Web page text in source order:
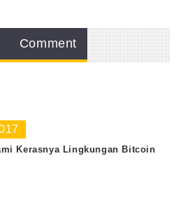
Comment
Kerasnya Lingkungan Bitcoin